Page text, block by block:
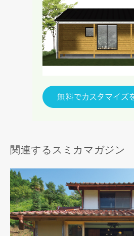
関連するスミカマガジン
キャンセル